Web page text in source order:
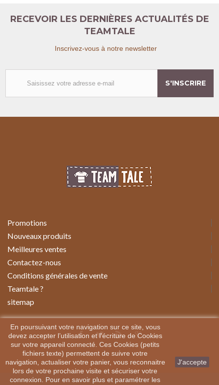
RECEVOIR LES DERNIÈRES ACTUALITÉS DE
TEAMTALE
Inscrivez-vous à notre newsletter
S'INSCRIRE
Promotions
Nouveaux produits
Meilleures ventes
Contactez-nous
Conditions générales de vente
Teamtale ?
sitemap
En poursuivant votre navigation sur ce site, vous
devez accepter l’utilisation et l'écriture de Cookies
sur votre appareil connecté. Ces Cookies (petits
fichiers texte) permettent de suivre votre
navigation, actualiser votre panier, vous reconnaitre
lors de votre prochaine visite et sécuriser votre
connexion. Pour en savoir plus et paramétrer les
J'accepte